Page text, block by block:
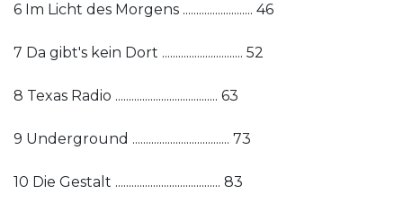
6 Im Licht des Morgens .......................... 46
7 Da gibt's kein Dort .............................. 52
8 Texas Radio ...................................... 63
9 Underground .................................... 73
10 Die Gestalt ....................................... 83